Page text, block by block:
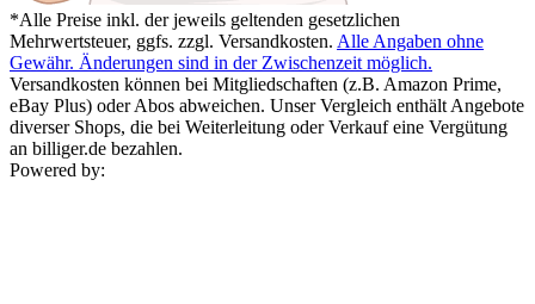
*Alle Preise inkl. der jeweils geltenden gesetzlichen
Mehrwertsteuer, ggfs. zzgl. Versandkosten. Alle Angaben ohne
Gewähr. Änderungen sind in der Zwischenzeit möglich.
Versandkosten können bei Mitgliedschaften (z.B. Amazon Prime,
eBay Plus) oder Abos abweichen. Unser Vergleich enthält Angebote
diverser Shops, die bei Weiterleitung oder Verkauf eine Vergütung
an billiger.de bezahlen.
Powered by: